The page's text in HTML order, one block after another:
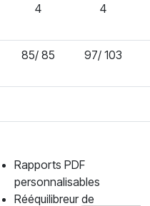
4 4
85/ 85 97/ 103
Rapports PDF
personnalisables
Rééquilibreur de